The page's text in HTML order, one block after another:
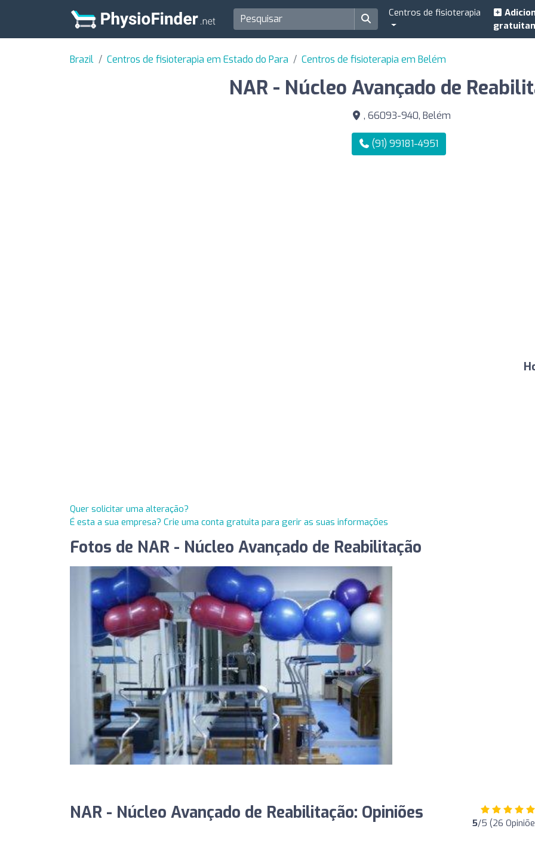
Centros de fisioterapia
Brazil Centros de fisioterapia em Estado do Para Centros de fisioterapia em Belém
NAR - Núcleo Avançado de
, 66093-940, Belém
(91) 99181-4951
Quer solicitar uma alteração?
É esta a sua empresa? Crie uma conta gratuita para gerir as suas informações
Fotos de NAR - Núcleo Avançado de Reabilitação
NAR - Núcleo Avançado de Reabilitação: Opiniões 5/5 (26